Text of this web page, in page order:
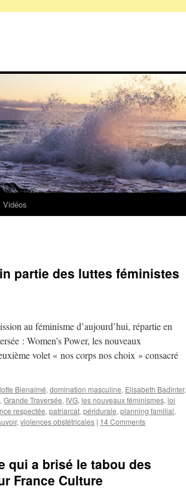
Vidéos
partie des luttes féministes
au féminisme d’aujourd’hui, répartie en
: Women’s Power, les nouveaux
volet « nos corps nos choix » consacré
Bienaimé, domination masculine, Elisabeth Badinter,
, Grande Traversée, IVG, les nouveaux féminismes, loi
respectée, patriarcat, péridurale, planning familial,
, violences obstétricales | 14 Comments
qui a brisé le tabou des
France Culture